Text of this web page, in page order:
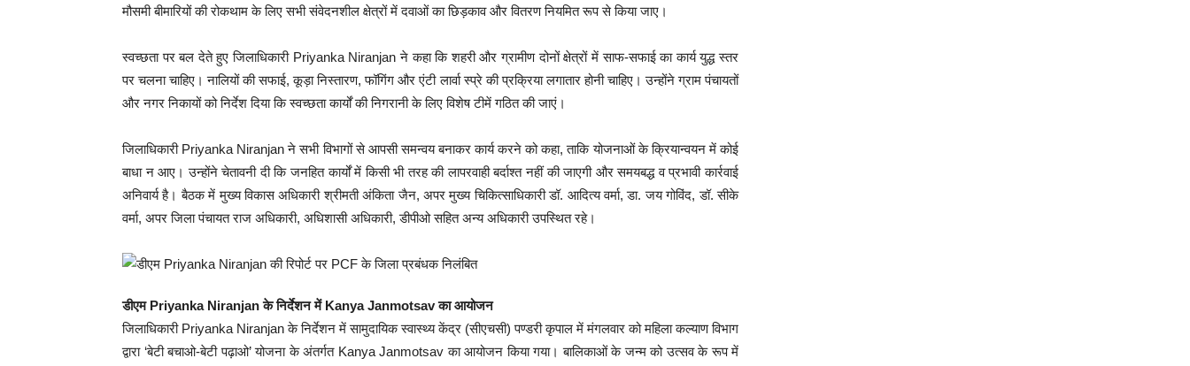
मौसमी बीमारियों की रोकथाम के लिए सभी संवेदनशील क्षेत्रों में दवाओं का छिड़काव और वितरण नियमित रूप से किया जाए।
स्वच्छता पर बल देते हुए जिलाधिकारी Priyanka Niranjan ने कहा कि शहरी और ग्रामीण दोनों क्षेत्रों में साफ-सफाई का कार्य युद्ध स्तर
पर चलना चाहिए। नालियों की सफाई, कूड़ा निस्तारण, फॉगिंग और एंटी लार्वा स्प्रे की प्रक्रिया लगातार होनी चाहिए। उन्होंने ग्राम पंचायतों
और नगर निकायों को निर्देश दिया कि स्वच्छता कार्यों की निगरानी के लिए विशेष टीमें गठित की जाएं।
जिलाधिकारी Priyanka Niranjan ने सभी विभागों से आपसी समन्वय बनाकर कार्य करने को कहा, ताकि योजनाओं के क्रियान्वयन में कोई
बाधा न आए। उन्होंने चेतावनी दी कि जनहित कार्यों में किसी भी तरह की लापरवाही बर्दाश्त नहीं की जाएगी और समयबद्ध व प्रभावी कार्रवाई
अनिवार्य है। बैठक में मुख्य विकास अधिकारी श्रीमती अंकिता जैन, अपर मुख्य चिकित्साधिकारी डॉ. आदित्य वर्मा, डा. जय गोविंद, डॉ. सीके
वर्मा, अपर जिला पंचायत राज अधिकारी, अधिशासी अधिकारी, डीपीओ सहित अन्य अधिकारी उपस्थित रहे।
डीएम Priyanka Niranjan के निर्देशन में Kanya Janmotsav का आयोजन
जिलाधिकारी Priyanka Niranjan के निर्देशन में सामुदायिक स्वास्थ्य केंद्र (सीएचसी) पण्डरी कृपाल में मंगलवार को महिला कल्याण विभाग
द्वारा ‘बेटी बचाओ-बेटी पढ़ाओ’ योजना के अंतर्गत Kanya Janmotsav का आयोजन किया गया। बालिकाओं के जन्म को उत्सव के रूप में